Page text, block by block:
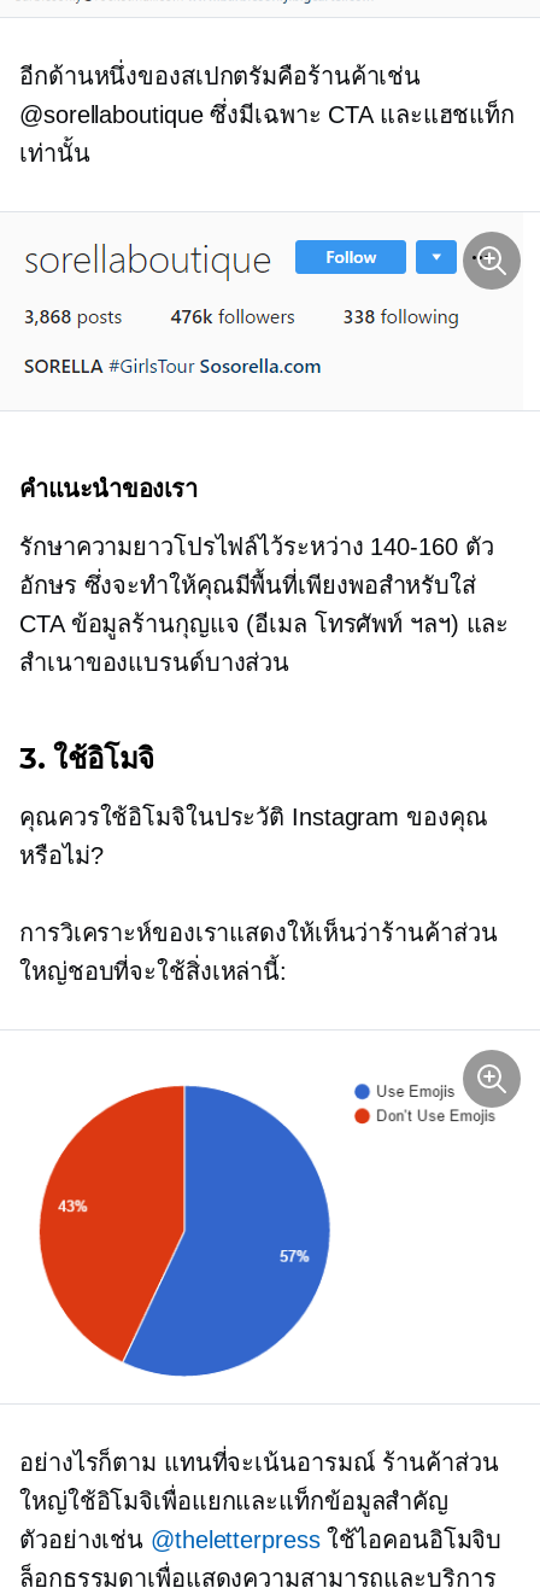
อีกด้านหนึ่งของสเปกตรัมคือร้านค้าเช่น
@sorellaboutique ซึ่งมีเฉพาะ CTA และแฮชแท็ก
เท่านั้น
คำแนะนำของเรา
รักษาความยาวโปรไฟล์ไว้ระหว่าง 140-160ตัว
อักษร ซึ่งจะทำให้คุณมีพื้นที่เพียงพอสำหรับใส่
CTA ข้อมูลร้านกุญแจ (อีเมล โทรศัพท์ ฯลฯ) และ
สำเนาของแบรนด์บางส่วน
3. ใช้อิโมจิ
คุณควรใช้อิโมจิในประวัติ Instagram ของคุณ
หรือไม่?
การวิเคราะห์ของเราแสดงให้เห็นว่าร้านค้าส่วน
ใหญ่ชอบที่จะใช้สิ่งเหล่านี้:
อย่างไรก็ตาม แทนที่จะเน้นอารมณ์ ร้านค้าส่วน
ใหญ่ใช้อิโมจิเพื่อแยกและแท็กข้อมูลสำคัญ
ตัวอย่างเช่น @theletterpressใช้ไอคอนอิโมจิบ
ล็อกธรรมดาเพื่อแสดงความสามารถและบริการ